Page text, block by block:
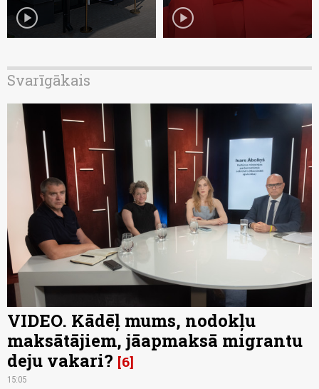
play_circle play_circle
Svarīgākais
VIDEO. Kādēļ mums, nodokļu
maksātājiem, jāapmaksā migrantu
deju vakari? 6
15:05